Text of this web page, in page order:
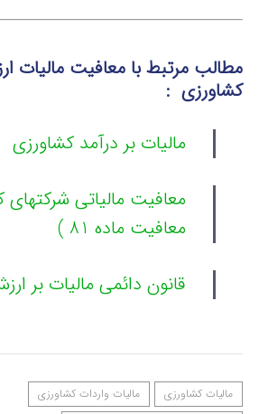
مطالب مرتبط با معافیت مالیات
کشاورزی :
مالیات بر درآمد کشاورزی
معافیت مالیاتی
معافیت ماده 81 )
قانون دائمی مالیات بر
مالیات کشاورزی
مالیات واردات کشاورزی